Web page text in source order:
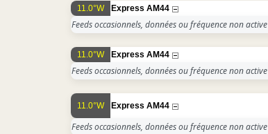
11.0°W Express AM44
Feeds occasionnels, données ou fréquence non active
11.0°W Express AM44
Feeds occasionnels, données ou fréquence non active
11.0°W Express AM44
Feeds occasionnels, données ou fréquence non active